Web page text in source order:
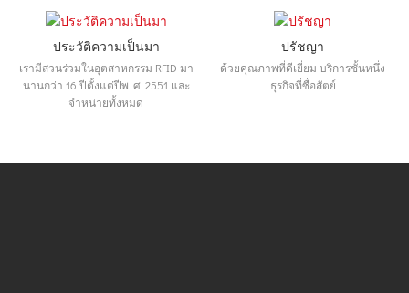
ประวัติความเป็นมา
เรามีส่วนร่วมในอุตสาหกรรม RFID มา
นานกว่า 16 ปีตั้งแต่ปีพ. ศ. 2551 และ
จำหน่ายทั้งหมด
ปรัชญา
ด้วยคุณภาพที่ดีเยี่ยม บริการชั้นหนึ่ง
ธุรกิจที่ซื่อสัตย์